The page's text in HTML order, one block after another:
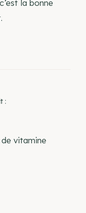
la bonne
:
vitamine